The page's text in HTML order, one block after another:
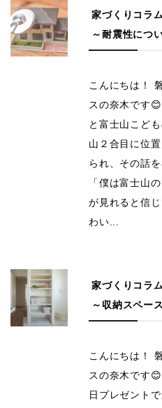
家づくりコラ
～耐震性につ
こんにちは！
スの奈木です
と富士山こど
山２合目に位
られ、その話
「僕は富士山
が見れると信
わい...
家づくりコラ
～収納スペー
こんにちは！
スの奈木です
日プレゼント